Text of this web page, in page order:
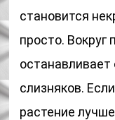
становится
просто. Вокруг
слизняков.
растение